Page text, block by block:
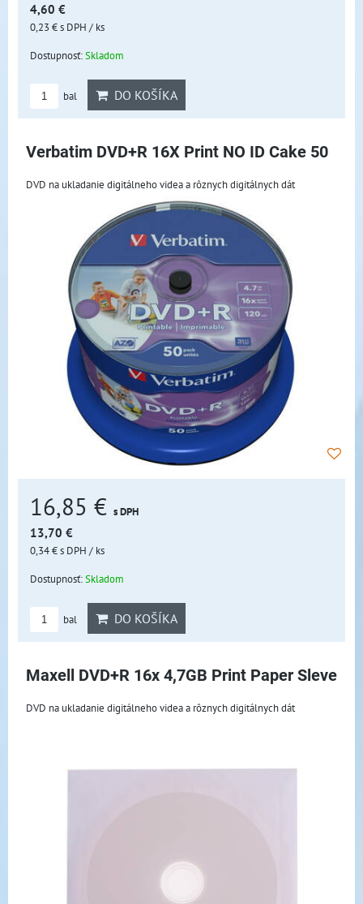
4,60 €
0,23 €s DPH / ks
Dostupnosť:Skladom
bal DO KOŠÍKA
Verbatim DVD+R 16X Print NO ID Cake 50
DVD na ukladanie digitálneho videa a rôznych digitálnych dát
16,85 € s DPH
13,70 €
0,34 €s DPH / ks
Dostupnosť:Skladom
bal DO KOŠÍKA
Maxell DVD+R 16x 4,7GB Print Paper Sleve
DVD na ukladanie digitálneho videa a rôznych digitálnych dát